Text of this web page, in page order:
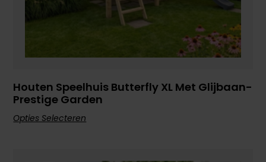
Houten Speelhuis Butterfly XL Met Glijbaan-
Prestige Garden
Opties Selecteren